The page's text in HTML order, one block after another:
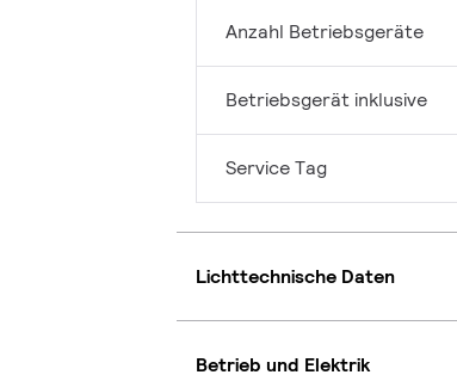
Anzahl Betriebsgeräte
Betriebsgerät inklusive
Service Tag
Lichttechnische Daten
Betrieb und Elektrik